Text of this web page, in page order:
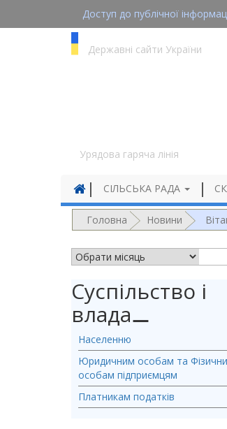
Доступ до публічної
Державні сайти України
Урядова гаряча лінія
СІЛЬСЬКА РАДА
Головна Новини
АРХІВ НОВИН
Суспільство і
влада⚊
Населенню
Юридичним особам та
особам підприємцям
Платникам податків